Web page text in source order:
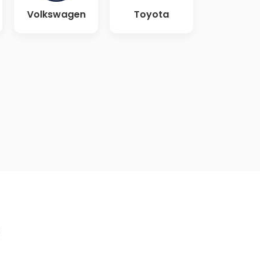
Volkswagen Toyota